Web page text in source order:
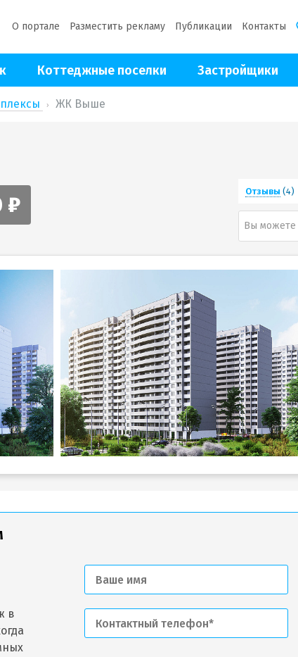
О портале Разместить рекламу Публикации Контакты
Коттеджные поселки Застройщики
ЖК Выше
₽
Отзывы (4)
Вы можете
в